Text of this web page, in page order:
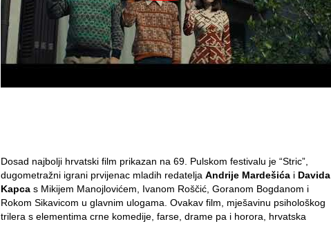
Dosad najbolji hrvatski film prikazan na 69. Pulskom festivalu je “Stric”,
dugometražni igrani prvijenac mladih redatelja Andrije Mardešića i Davida
Kapca s Mikijem Manojlovićem, Ivanom Roščić, Goranom Bogdanom i
Rokom Sikavicom u glavnim ulogama. Ovakav film, mješavinu psihološkog
trilera s elementima crne komedije, farse, drame pa i horora, hrvatska